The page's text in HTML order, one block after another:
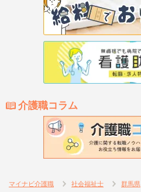
介護職コラム
マイナビ介護職 社会福祉士 群馬県